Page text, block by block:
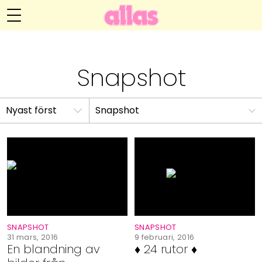
Relationer
Handarbete
Bloggar
Anna María Larssons blogg
Hem
Om Anna María
Kategorier
Arkiv
Kontakt
Snapshot
Snapshot
En blandning av
SNAPSHOT
31 mars, 2016
♦ 24 rutor ♦
SNAPSHOT
9 februari, 2016